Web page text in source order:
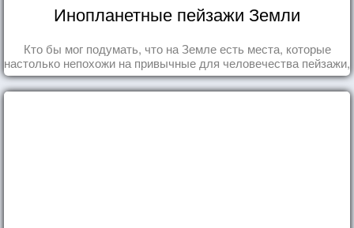
Инопланетные пейзажи Земли
Кто бы мог подумать, что на Земле есть места, которые
настолько непохожи на привычные для человечества пейзажи,
что кажутся и вовсе инопланетными!